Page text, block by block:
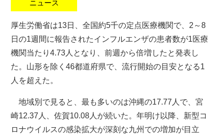
ニュース
厚生労働省は13日、全国約5千の定点医療機関で、2～8
日の1週間に報告されたインフルエンザの患者数が1医療
機関当たり4.73人となり、前週から倍増したと発表し
た。山形を除く46都道府県で、流行開始の目安となる1
人を超えた。
地域別で見ると、最も多いのは沖縄の17.77人で、宮
崎12.37人、佐賀10.08人が続いた。年明け以降、新型コ
ロナウイルスの感染拡大が深刻な九州での増加が目立